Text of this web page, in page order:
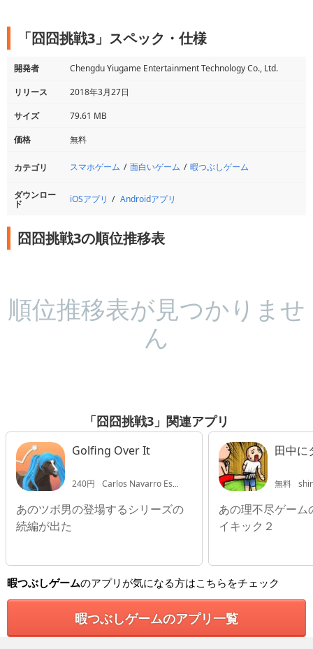
「囧囧挑戦3」スペック・仕様
開発者
Chengdu Yiugame Entertainment Technology Co., Ltd.
リリース
2018年3月27日
サイズ
79.61 MB
価格
無料
カテゴリ スマホゲーム 面白いゲーム 暇つぶしゲーム
ダウンロー
ド iOSアプリ Androidアプリ
囧囧挑戦3の順位推移表
順位推移表が見つかりませ
ん
「囧囧挑戦3」関連アプリ
Golfing Over It
240円 Carlos Navarro Estrella
あのツボ男の登場するシリーズの
続編が出た
田中に
無料
あの理不尽ゲーム
イキック２
暇つぶしゲームのアプリが気になる方はこちらをチェック
暇つぶしゲームのアプリ一覧